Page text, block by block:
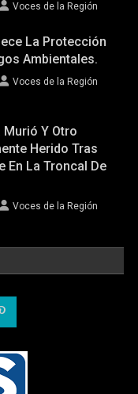
Voces de la Región
La Protección
Ambientales.
Voces de la Región
Y Otro
Herido Tras
En La Troncal De
Voces de la Región